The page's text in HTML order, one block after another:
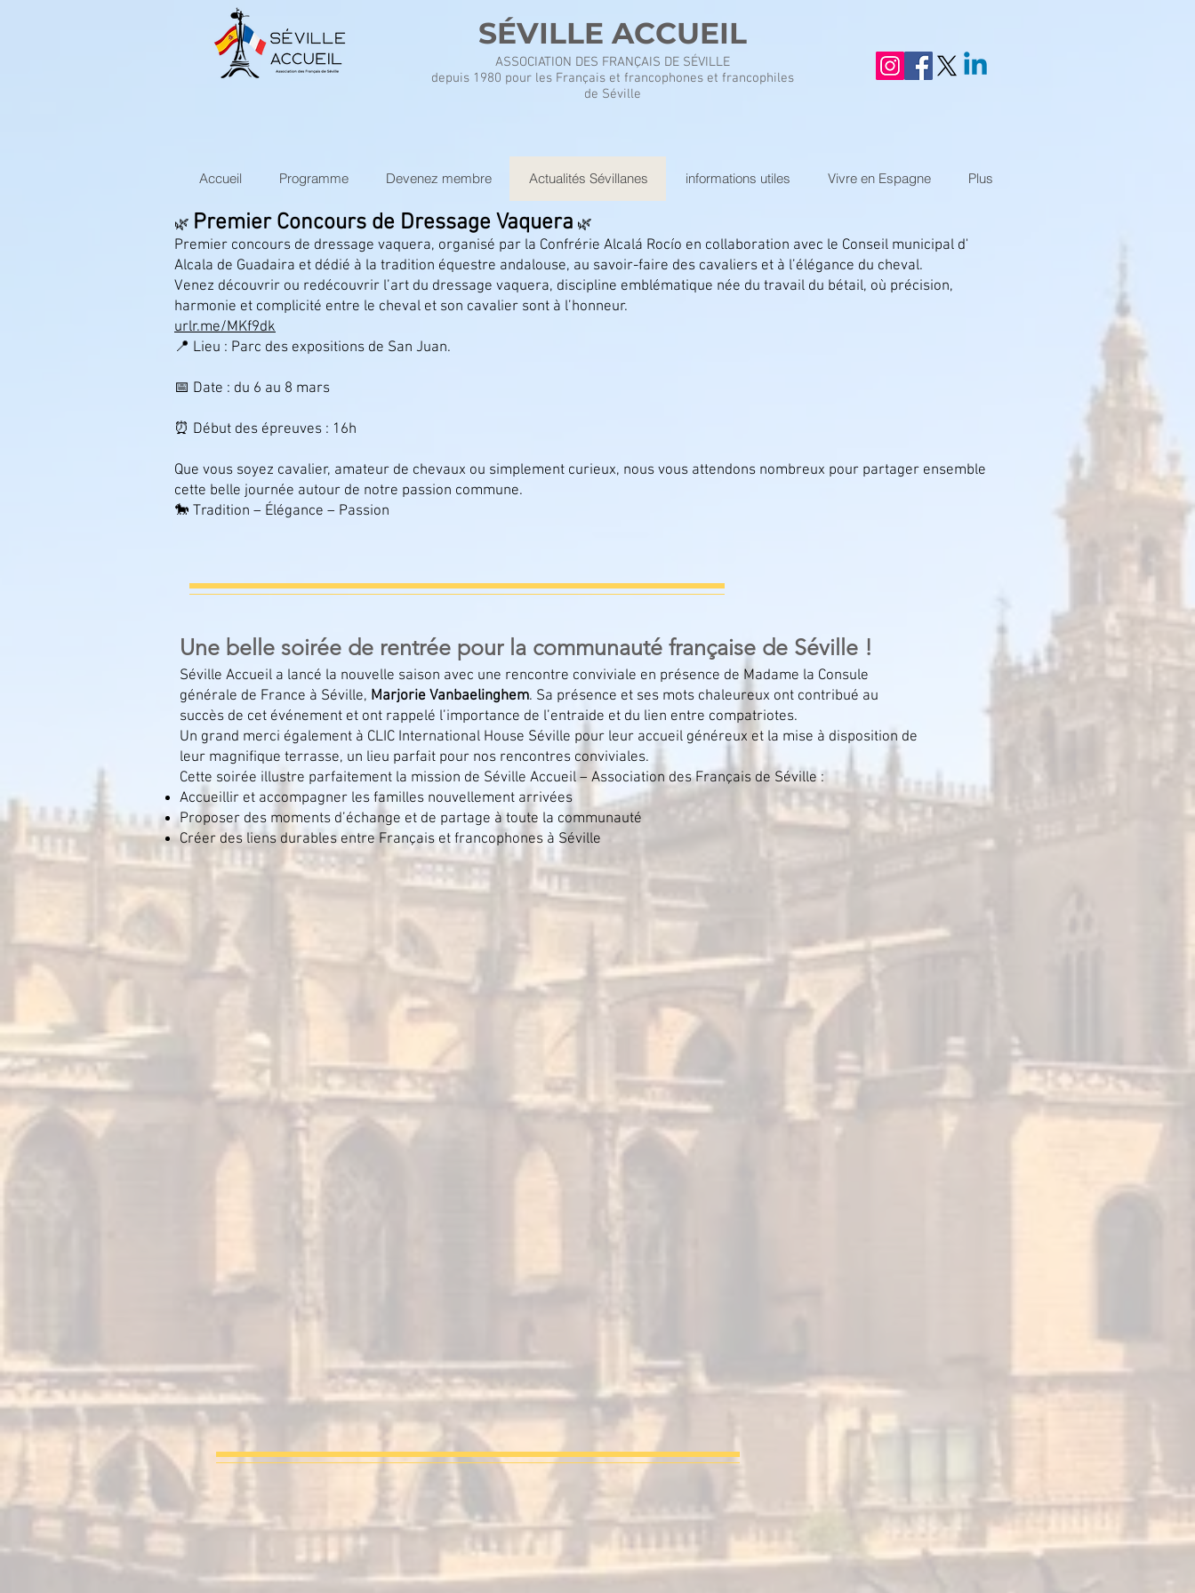
SÉVILLE ACCUEIL
ASSOCIATION DES FRANÇAIS DE SÉVILLE
depuis 1980 pour les Français et francophones et francophiles
de Séville
Accueil Programme Devenez membre Actualités Sévillanes informations utiles Vivre en Espagne Plus
🌿 Premier Concours de Dressage Vaquera 🌿
Premier concours de dressage vaquera, organisé par la Confrérie Alcalá Rocío en collaboration avec le Conseil municipal d'
Alcala de Guadaira et dédié à la tradition équestre andalouse, au savoir-faire des cavaliers et à l’élégance du cheval.
Venez découvrir ou redécouvrir l’art du dressage vaquera, discipline emblématique née du travail du bétail, où précision,
harmonie et complicité entre le cheval et son cavalier sont à l’honneur.
urlr.me/MKf9dk
📍 Lieu : Parc des expositions de San Juan.
📅 Date : du 6 au 8 mars
⏰ Début des épreuves : 16h
Que vous soyez cavalier, amateur de chevaux ou simplement curieux, nous vous attendons nombreux pour partager ensemble
cette belle journée autour de notre passion commune.
🐎 Tradition – Élégance – Passion
Une belle soirée de rentrée pour la communauté française de Séville !
Séville Accueil a lancé la nouvelle saison avec une rencontre conviviale en présence de Madame la Consule
générale de France à Séville, Marjorie Vanbaelinghem. Sa présence et ses mots chaleureux ont contribué au
succès de cet événement et ont rappelé l’importance de l’entraide et du lien entre compatriotes.
Un grand merci également à CLIC International House Séville pour leur accueil généreux et la mise à disposition de
leur magnifique terrasse, un lieu parfait pour nos rencontres conviviales.
Cette soirée illustre parfaitement la mission de Séville Accueil – Association des Français de Séville :
Accueillir et accompagner les familles nouvellement arrivées
Proposer des moments d’échange et de partage à toute la communauté
Créer des liens durables entre Français et francophones à Séville